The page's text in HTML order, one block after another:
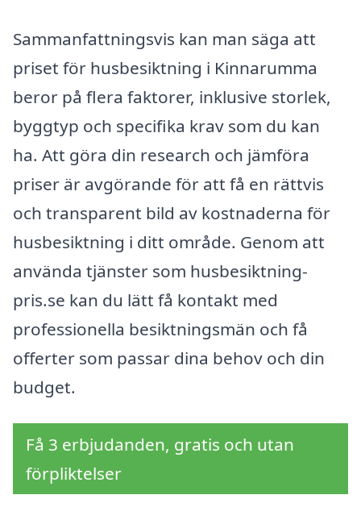
Sammanfattningsvis kan man säga att
priset för husbesiktning i Kinnarumma
beror på flera faktorer, inklusive storlek,
byggtyp och specifika krav som du kan
ha. Att göra din research och jämföra
priser är avgörande för att få en rättvis
och transparent bild av kostnaderna för
husbesiktning i ditt område. Genom att
använda tjänster som husbesiktning-
pris.se kan du lätt få kontakt med
professionella besiktningsmän och få
offerter som passar dina behov och din
budget.
Få 3 erbjudanden, gratis och utan
förpliktelser